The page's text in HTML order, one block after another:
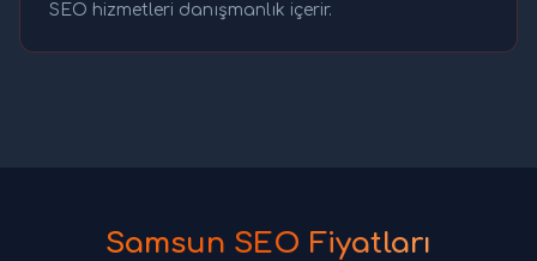
SEO hizmetleri danışmanlık içerir.
Samsun SEO Fiyatları